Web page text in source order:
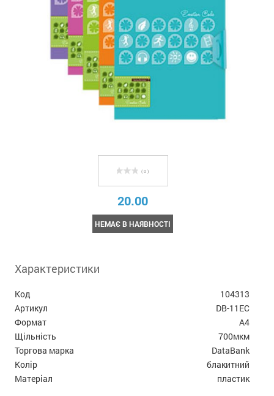
( 0 )
20.00
НЕМАЄ В НАЯВНОСТІ
Характеристики
Код
104313
Артикул
DB-11EC
Формат
А4
Щільність
700мкм
Торгова марка
DataBank
Колір
блакитний
Матеріал
пластик